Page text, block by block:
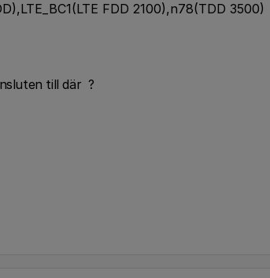
FDD 2100),n78(TDD 3500)
till där ?